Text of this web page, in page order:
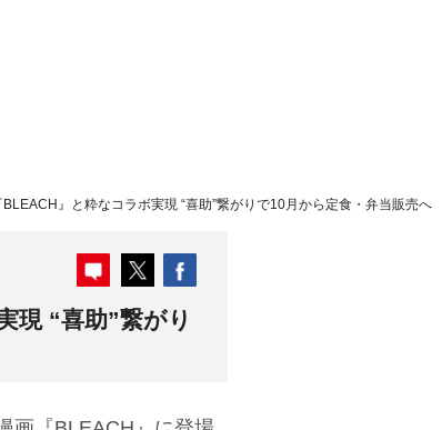
』と粋なコラボ実現 “喜助”繋がりで10月から定食・弁当販売へ
現 “喜助”繋がり